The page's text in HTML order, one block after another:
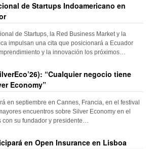
de Startups Indoamericano en
de Startups, la Red Business Market y la
impulsan una cita que posicionará a Ecuador
y la innovación los próximos…
“Cualquier negocio tiene
Economy”
en septiembre en Cannes, Francia, en el festival
encuentros sobre Silver Economy en el
con su fundador y presidente…
en Open Insurance en Lisboa